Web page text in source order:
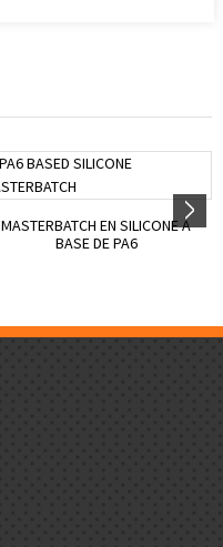
MASTERBATCH EN SILICONE À
BASE DE PA6